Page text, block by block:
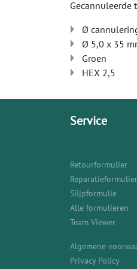
Ø
Ø 5,0 x 35
Groen
HEX 2,5
Service
Retourformulier
Reparatieformulier
Slijpformulie
Alle formulieren
Team Viewer
Algemene
Privacy Policy